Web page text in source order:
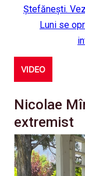
Ștefănești.
Luni se
VIDEO
Nicolae
extremist